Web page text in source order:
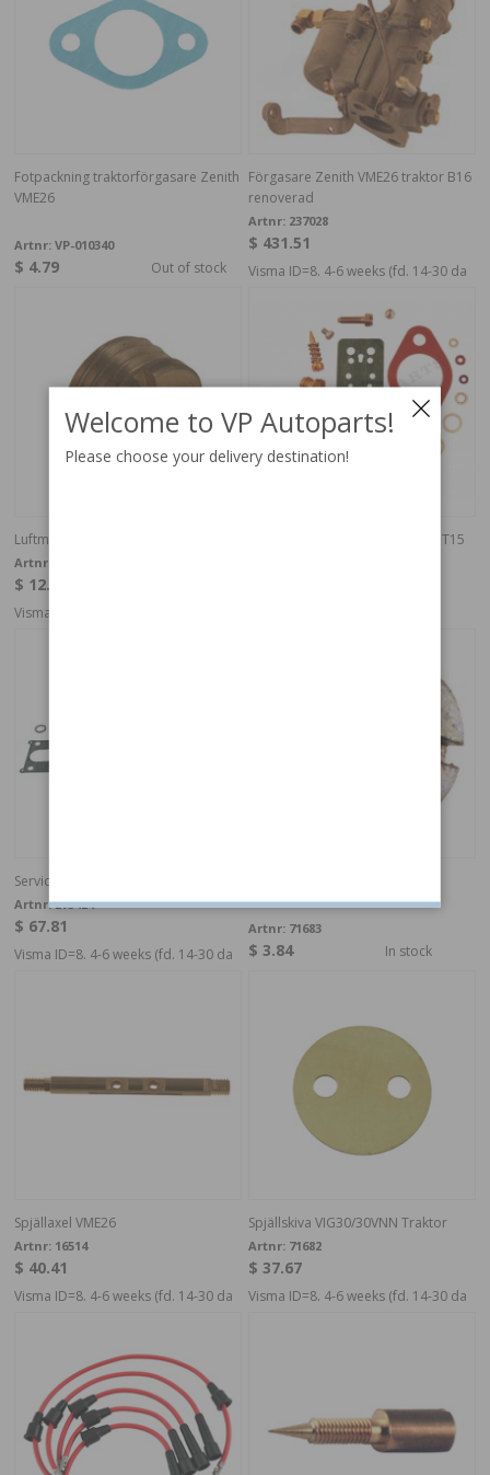
Fotpackning traktorförgasare Zenith
VME26
Artnr: VP-010340
$ 4.79 Out of stock
Förgasare Zenith VME26 traktor B16
renoverad
Artnr: 237028
$ 431.51
Visma ID=8. 4-6 weeks (fd. 14-30 da
Luftmunstycke VN36 "70"
Artnr:
$ 12.19
Visma ID=8. 4-6 weeks (fd. 14-30 da
Rep.sats Förgasare VME26 B16 T15
Servicesats Zenith 30VNN B18C
Artnr:275424
$ 67.81
Visma ID=8. 4-6 weeks (fd. 14-30 da
Artnr: 71683
$ 3.84 In stock
Spjällaxel VME26
Artnr: 16514
$ 40.41
Visma ID=8. 4-6 weeks (fd. 14-30 da
Spjällskiva VIG30/30VNN Traktor
Artnr: 71682
$ 37.67
Visma ID=8. 4-6 weeks (fd. 14-30 da
Welcome to VP Autoparts!
Please choose your delivery destination!